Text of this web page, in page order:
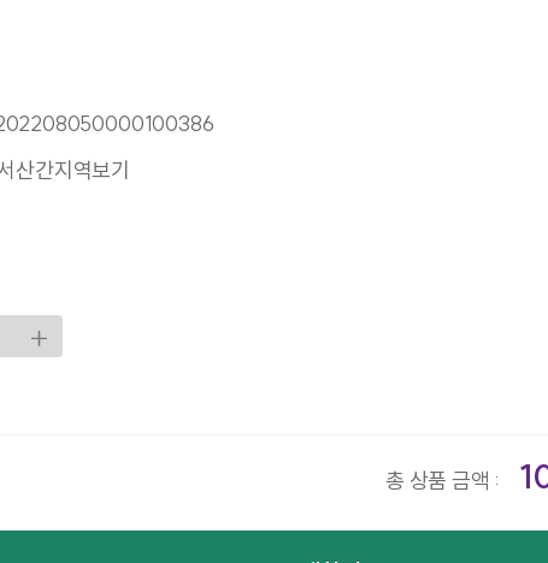
산간지역보기
총 상품 금액 :